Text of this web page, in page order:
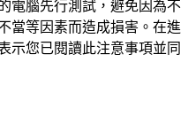
電腦先行測試，避免因為不
當等因素而造成損害。在進
示您已閱讀此注意事項並同